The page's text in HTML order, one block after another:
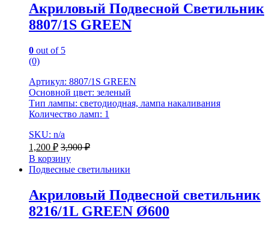
Акриловый Подвесной Светильник
8807/1S GREEN
0 out of 5
(0)
Артикул: 8807/1S GREEN
Основной цвет: зеленый
Тип лампы: светодиодная, лампа накаливания
Количество ламп: 1
SKU: n/a
1,200 ₽ 3,900₽
В корзину
Подвесные светильники
Акриловый Подвесной светильник
8216/1L GREEN Ø600